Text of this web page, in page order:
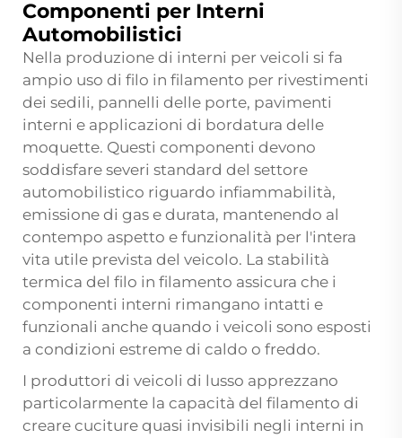
Componenti per Interni
Automobilistici
Nella produzione di interni per veicoli si fa
ampio uso di filo in filamento per rivestimenti
dei sedili, pannelli delle porte, pavimenti
interni e applicazioni di bordatura delle
moquette. Questi componenti devono
soddisfare severi standard del settore
automobilistico riguardo infiammabilità,
emissione di gas e durata, mantenendo al
contempo aspetto e funzionalità per l'intera
vita utile prevista del veicolo. La stabilità
termica del filo in filamento assicura che i
componenti interni rimangano intatti e
funzionali anche quando i veicoli sono esposti
a condizioni estreme di caldo o freddo.
I produttori di veicoli di lusso apprezzano
particolarmente la capacità del filamento di
creare cuciture quasi invisibili negli interni in